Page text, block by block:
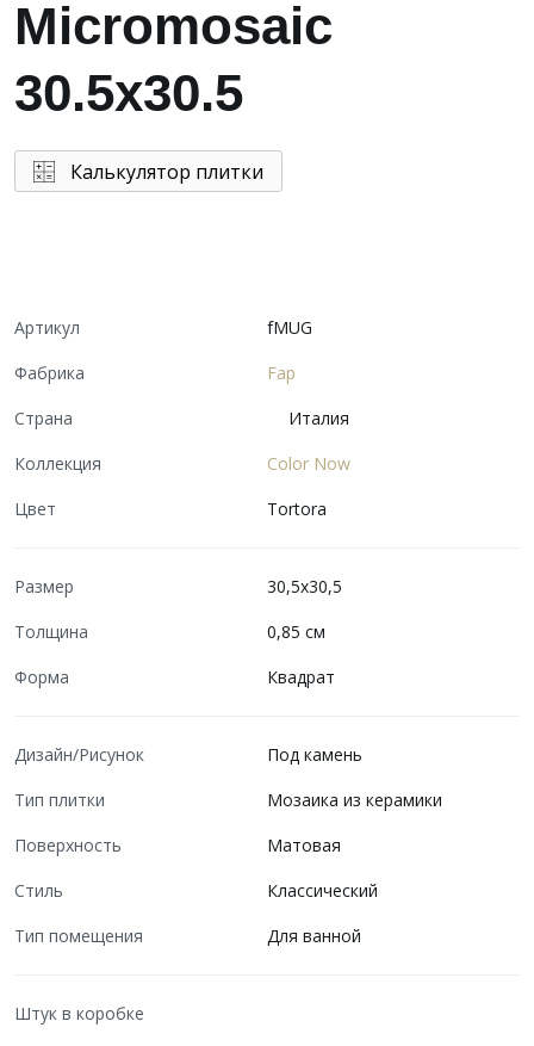
Micromosaic
30.5x30.5
Калькулятор плитки
Артикул
fMUG
Фабрика
Fap
Страна
Италия
Коллекция
Color Now
Цвет
Tortora
Размер
30,5x30,5
Толщина
0,85 см
Форма
Квадрат
Дизайн/Рисунок
Под камень
Тип плитки
Мозаика из керамики
Поверхность
Матовая
Стиль
Классический
Тип помещения
Для ванной
Штук в коробке